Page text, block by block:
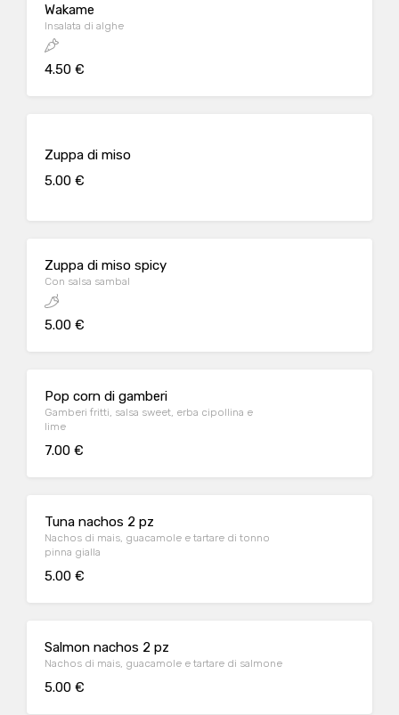
Wakame
Insalata di alghe
4.50 €
Zuppa di miso
5.00 €
Zuppa di miso spicy
Con salsa sambal
5.00 €
Pop corn di gamberi
Gamberi fritti, salsa sweet, erba cipollina e
lime
7.00 €
Tuna nachos 2 pz
Nachos di mais, guacamole e tartare di tonno
pinna gialla
5.00 €
Salmon nachos 2 pz
Nachos di mais, guacamole e tartare di salmone
5.00 €